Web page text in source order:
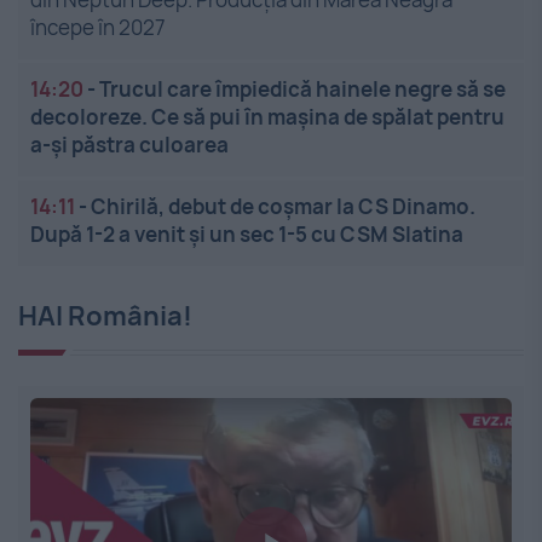
începe în 2027
14:20 -Trucul care împiedică hainele negre să se
decoloreze. Ce să pui în mașina de spălat pentru
a-și păstra culoarea
14:11 -Chirilă, debut de coșmar la CS Dinamo.
După 1-2 a venit și un sec 1-5 cu CSM Slatina
HAI România!